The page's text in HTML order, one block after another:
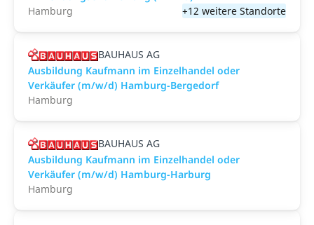
Hamburg
+12 weitere Standorte
BAUHAUS AG
Ausbildung Kaufmann im Einzelhandel oder
Verkäufer (m/w/d) Hamburg-Bergedorf
Hamburg
BAUHAUS AG
Ausbildung Kaufmann im Einzelhandel oder
Verkäufer (m/w/d) Hamburg-Harburg
Hamburg